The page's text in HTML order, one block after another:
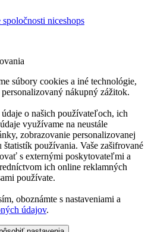
niceshops
súbory cookies a iné technológie,
nákupný zážitok.
o našich používateľoch, ich
využívame na neustále
zobrazovanie personalizovanej
štatistík používania. Vaše zašifrované
s externými poskytovateľmi a
ich online reklamných
používate.
oboznámte s nastaveniami a
údajov.